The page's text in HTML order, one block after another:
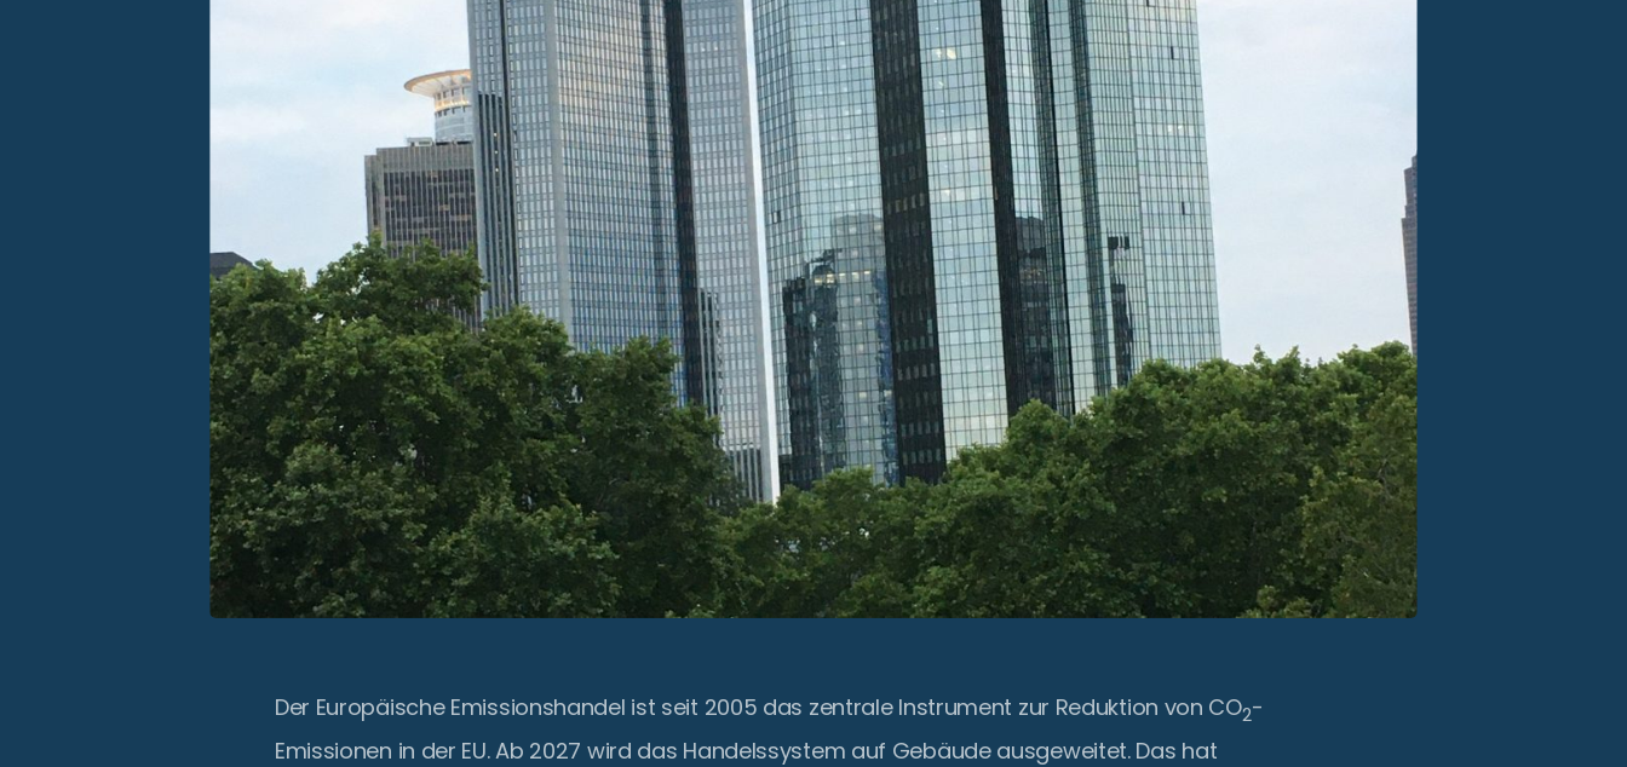
Der Europäische Emissionshandel ist seit 2005 das zentrale Instrument zur Reduktion von CO2-
Emissionen in der EU. Ab 2027 wird das Handelssystem auf Gebäude ausgeweitet. Das hat